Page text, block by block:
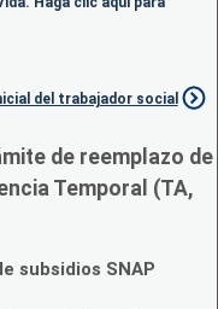
del trabajador social
de reemplazo de
Temporal (TA,
subsidios SNAP